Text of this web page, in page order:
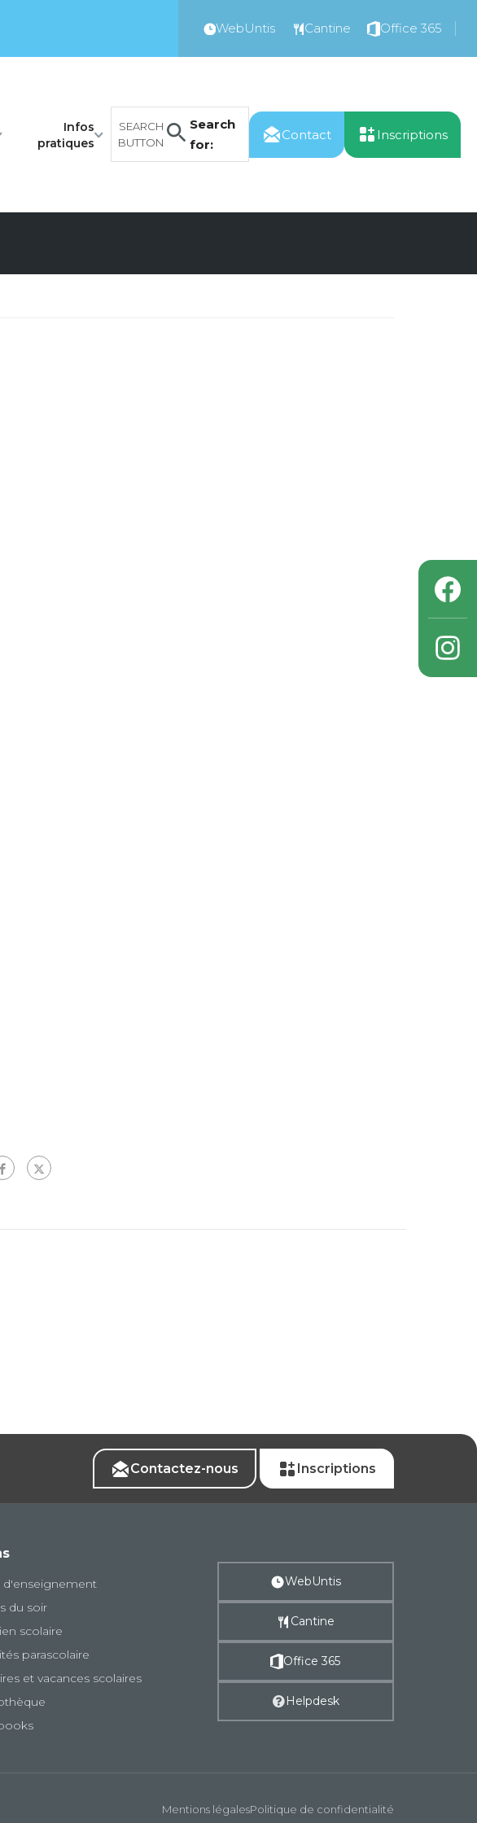
WebUntis Cantine Office 365
Infos
pratiques
Search
for:
SEARCH
BUTTON
Contact Inscriptions
Contactez-nous Inscriptions
d'enseignement
du soir
scolaire
parascolaire
et vacances scolaires
WebUntis
Cantine
Office 365
Helpdesk
Mentions légalesPolitique de confidentialité